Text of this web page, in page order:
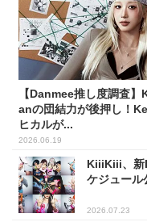
【Danmee推し度調査】
anの団結力が後押し！
ヒカルが...
2026.06.19
KiiiKiii、新
ケジュール
2026.07.23